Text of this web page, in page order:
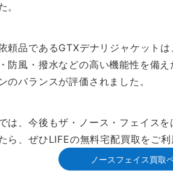
。
頼品であるGTXデナリジャケット
防風・撥水などの高い機能性を備
のバランスが評価されました。
は、今後もザ・ノース・フェイス
ら、ぜひLIFEの無料宅配買取をご利
ノースフェイス買取